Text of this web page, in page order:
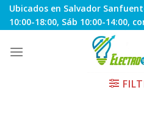
Skip
to
Ubicados en Salvador
10:00-18:00, Sáb 10:00-14:00,